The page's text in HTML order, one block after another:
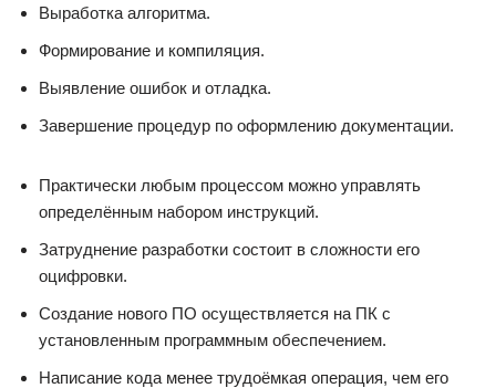
Выработка алгоритма.
Формирование и компиляция.
Выявление ошибок и отладка.
Завершение процедур по оформлению документации.
Практически любым процессом можно управлять
определённым набором инструкций.
Затруднение разработки состоит в сложности его
оцифровки.
Создание нового ПО осуществляется на ПК с
установленным программным обеспечением.
Написание кода менее трудоёмкая операция, чем его